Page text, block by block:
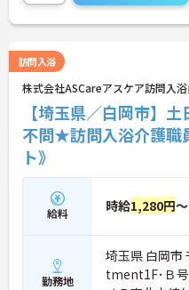
さらに詳細をお話しいたしま
ください！
訪問入浴
株式会社ASCareアスケア訪問入
【埼玉県／白岡市】
不問★訪問入浴介護職
ト》
給料 時給1,280円～
勤務地
埼玉県 白岡
tment1F･Ｂ